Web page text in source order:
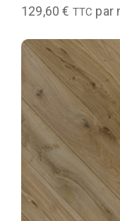
129,60€ TTC par